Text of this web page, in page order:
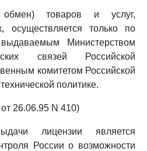
обмен) товаров и услуг,
осуществляется только по
Министерством
связей Российской
комитетом Российской
политике.
26.06.95 N 410)
лицензии является
России о возможности